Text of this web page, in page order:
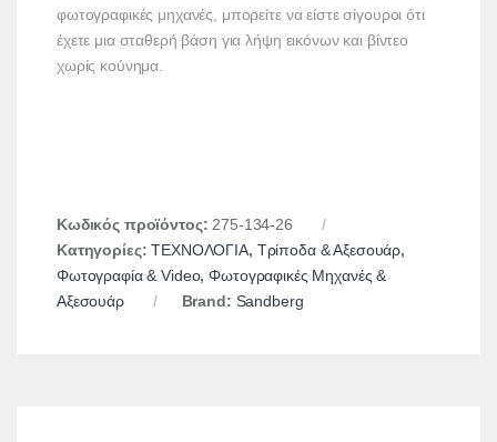
φωτογραφικές μηχανές, μπορείτε να είστε σίγουροι ότι
έχετε μια σταθερή βάση για λήψη εικόνων και βίντεο
χωρίς κούνημα.
Κωδικός προϊόντος: 275-134-26
Κατηγορίες:ΤΕΧΝΟΛΟΓΙΑ, Τρίποδα & Αξεσουάρ,
Φωτογραφία & Video,Φωτογραφικές Μηχανές &
Αξεσουάρ
Brand: Sandberg